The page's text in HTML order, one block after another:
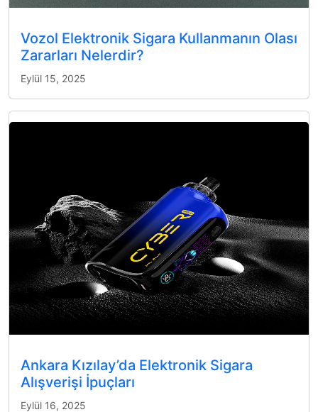
Vozol Elektronik Sigara Kullanmanın Olası
Zararları Nelerdir?
Eylül 15, 2025
Ankara Kızılay’da Elektronik Sigara
Alışverişi İpuçları
Eylül 16, 2025